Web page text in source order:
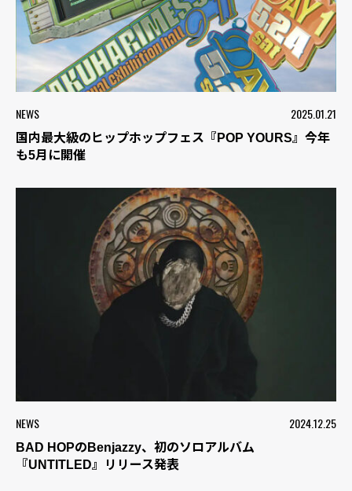
NEWS 2025.01.21
国内最大級のヒップホップフェス『POP YOURS』今年
も5月に開催
NEWS 2024.12.25
BAD HOPのBenjazzy、初のソロアルバム
『UNTITLED』リリース発表